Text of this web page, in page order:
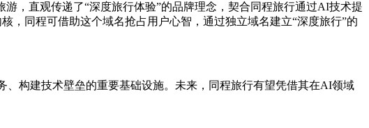
游，直观传递了“深度旅行体验”的品牌理念，契合同程旅行通过AI技术提
，同程可借助这个域名抢占用户心智，通过独立域名建立“深度旅行”的
、构建技术壁垒的重要基础设施。未来，同程旅行有望凭借其在AI领域